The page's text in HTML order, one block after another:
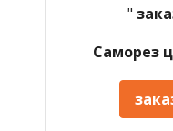
"
Саморез